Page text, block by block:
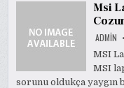
Msi
ADMIN
MSI
MSI
sorunu oldukça yaygın